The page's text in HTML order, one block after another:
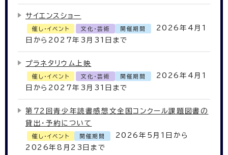
サイエンスショー
催し・イベント 文化・芸術 開催期間
2026年4月1
日から2027年3月31日まで
プラネタリウム上映
催し・イベント 文化・芸術 開催期間
2026年4月1
日から2027年3月31日まで
第72回青少年読書感想文全国コンクール課題図書の
貸出・予約について
催し・イベント 開催期間
2026年5月1日から
2026年8月23日まで